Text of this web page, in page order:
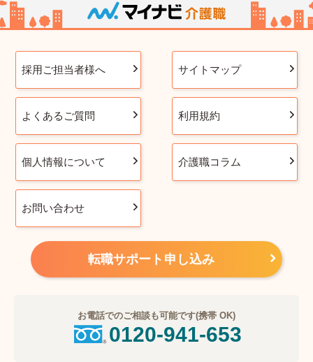
採用ご担当者様へ サイトマップ
よくあるご質問 利用規約
個人情報について 介護職コラム
お問い合わせ
転職サポート申し込み
お電話でのご相談も可能です(携帯 OK)
0120-941-653